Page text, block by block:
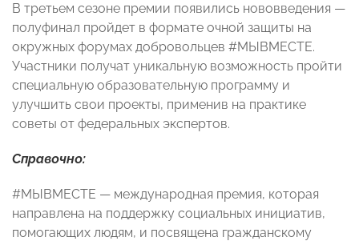
В третьем сезоне премии появились нововведения —
полуфинал пройдет в формате очной защиты на
окружных форумах добровольцев #МЫВМЕСТЕ.
Участники получат уникальную возможность пройти
специальную образовательную программу и
улучшить свои проекты, применив на практике
советы от федеральных экспертов.
Справочно:
#МЫВМЕСТЕ — международная премия, которая
направлена на поддержку социальных инициатив,
помогающих людям, и посвящена гражданскому